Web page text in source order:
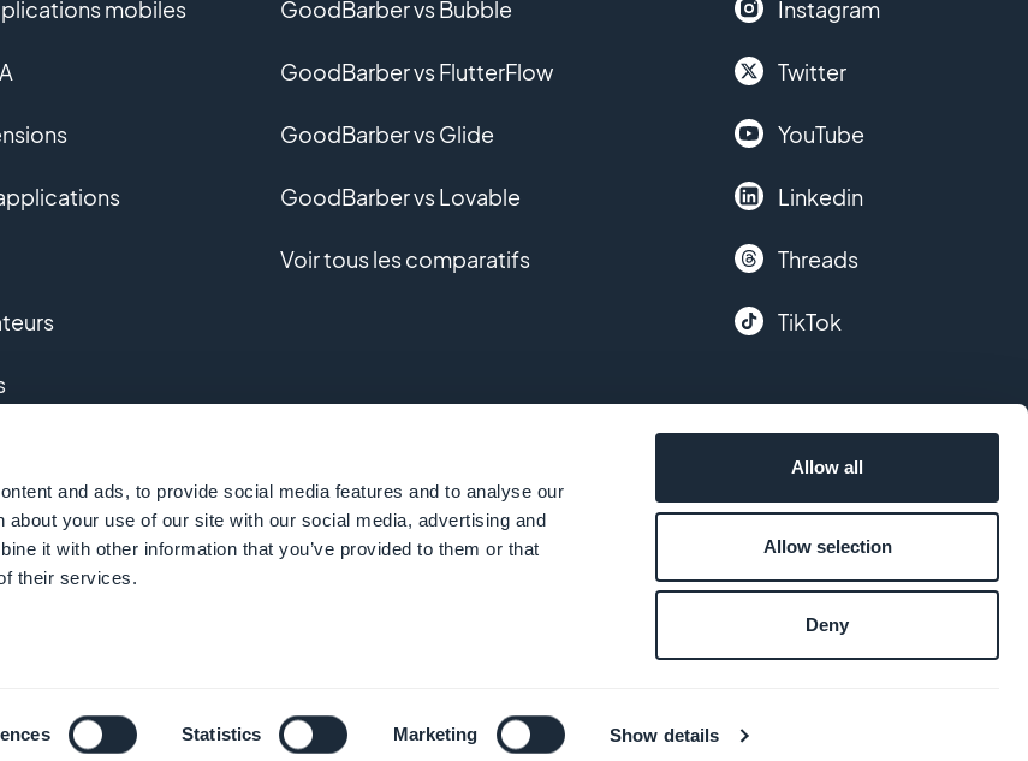
and ads, to provide social media features and to analyse our
your use of our site with our social media, advertising and
it with other information that you’ve provided to them or that
their services.
Statistics Marketing Show details
Allow all
Allow selection
Deny
mobiles
sur-mesure
GoodBarber vs Bubble
GoodBarber vs FlutterFlow
GoodBarber vs Glide
GoodBarber vs Lovable
Voir tous les comparatifs
Instagram
Twitter
YouTube
Linkedin
Threads
TikTok